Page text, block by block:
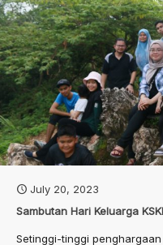
July 20, 2023
Sambutan Hari Keluarga
Setinggi-tinggi